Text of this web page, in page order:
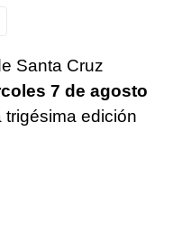
Santa Cruz
7 de agosto
trigésima edición